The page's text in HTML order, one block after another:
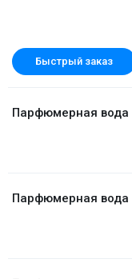
Быстрый заказ
Парфюмерная вода
Парфюмерная вода